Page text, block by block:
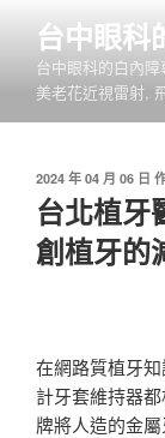
內
台中眼科
台中眼科的白內
美老花近視雷射,
發
佈
於
2024 年 04 月 06 日
台北植牙
創植牙的
在網路質植牙
計牙套維持器
牌將人造的金